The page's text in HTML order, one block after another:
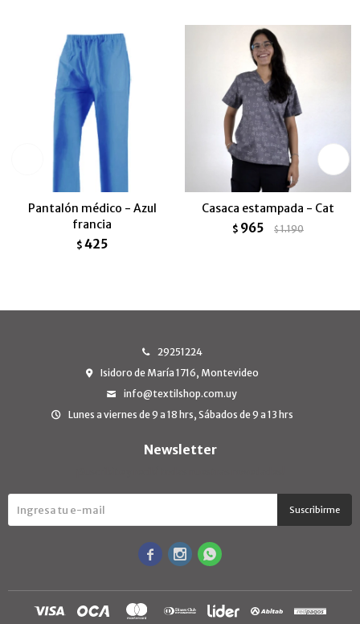
Pantalón médico - Azul
francia
$ 425
Casaca estampada - Cat
$ 965 $1.190
29251224
Isidoro de María 1716, Montevideo
info@textilshop.com.uy
Lunes a viernes de 9 a 18 hrs, Sábados de 9 a 13 hrs
Newsletter
Suscribirme
  